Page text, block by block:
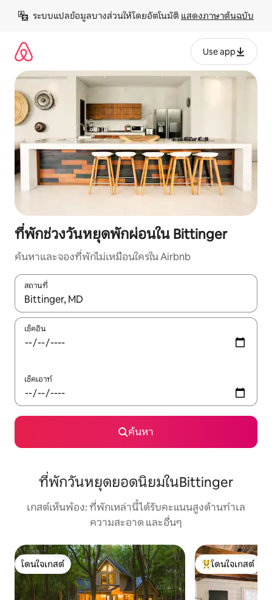
เนื้อหา
ระบบแปลข้อมูลบางส่วนให้โดยอัตโนมัติ แสดงภาษาต้นฉบับ
Use app
ที่พักช่วงวันหยุดพักผ่อนใน Bittinger
ค้นหาและจองที่พักไม่เหมือนใครใน Airbnb
สถานที่
ใช้ลูกศรขึ้นลง หรือใช้การสัมผัสหรือปัด เพื่อสำรวจผลการค้นหา
เช็คอิน
เช็คเอาท์
ค้นหา
ที่พักวันหยุดยอดนิยมในBittinger
เกสต์เห็นพ้อง: ที่พักเหล่านี้ได้รับคะแนนสูงด้านทำเล
ความสะอาด และอื่นๆ
โดนใจเกสต์
โดนใจเกสต์
โดนใจเกสต์ที่สุด
โดนใจเกสต์